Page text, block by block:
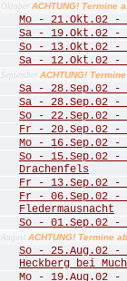
Oktober ACHTUNG! Termine
Mo -
Sa -
So -
Sa - 12.Okt.02
September ACHTUNG!
Sa -
Sa -
So -
Fr -
Mo -
So -
Drachenfels
Fr -
Fr -
Fledermausnacht
So -
August ACHTUNG! Termine
So -
Heckberg bei Much
Mo -